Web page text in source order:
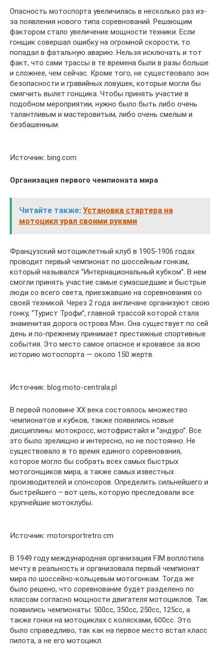
Опасность мотоспорта увеличилась в несколько раз из-
за появления нового типа соревнований. Решающим
фактором стало увеличение мощности техники. Если
гонщик совершал ошибку на огромной скорости, то
попадал в фатальную аварию. Нельзя исключать и тот
факт, что сами трассы в те времена были в разы больше
и сложнее, чем сейчас. Кроме того, не существовало зон
безопасности и гравийных ловушек, которые могли бы
смягчить вылет гонщика. Чтобы принять участие в
подобном мероприятии, нужно было быть либо очень
талантливым и мастеровитым, либо очень смелым и
безбашенным.
Источник: bing.com
Организация первого чемпионата мира
Читайте также: Установка стартера на
мотоцикл урал своими руками
Французский мотоциклетный клуб в 1905-1906 годах
проводит первый чемпионат по шоссейным гонкам,
который назывался “Интернациональный кубком”. В нем
смогли принять участие самые сумасшедшие и быстрые
люди со всего света, приезжавшие на соревнования со
своей техникой. Через 2 года англичане организуют свою
гонку, “Турист Трофи”, главной трассой которой стала
знаменитая дорога острова Мэн. Она существует по сей
день и по-прежнему принимает престижные спортивные
события. Это место самое опасное и кровавое за всю
историю мотоспорта — около 150 жертв.
Источник: blog.moto-centrala.pl
В первой половине XX века состоялось множество
чемпионатов и кубков, также появились новые
дисциплины: мотокросс, мотофристайл и “эндуро”. Все
это было зрелищно и интересно, но не постоянно. Не
существовало в то время единого соревнования,
которое могло бы собрать всех самых быстрых
мотогонщиков мира, а также самых известных
производителей и спонсоров. Определить сильнейшего и
быстрейшего – вот цель, которую преследовали все
крупнейшие мотоклубы.
Источник: motorsportretro.cm
В 1949 году международная организация FIM воплотила
мечту в реальность и организовала первый чемпионат
мира по шоссейно-кольцевым мотогонкам. Тогда же
было решено, что соревнование будет разделено по
классам согласно мощности двигателя мотоциклов. Так
появились чемпионаты: 500сс, 350сс, 250сс, 125сс, а
также гонки на мотоциклах с колясками, 600сс. Это
было справедливо, так как на первое место встал класс
пилота, а не его мотоцикл.